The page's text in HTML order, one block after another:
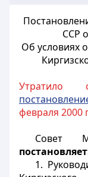
ССР
Об условиях
Утратило
февраля 2000
Совет
1.